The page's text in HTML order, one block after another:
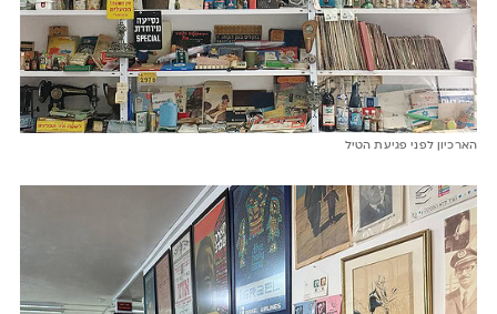
הארכיון לפני פגיעת הטיל